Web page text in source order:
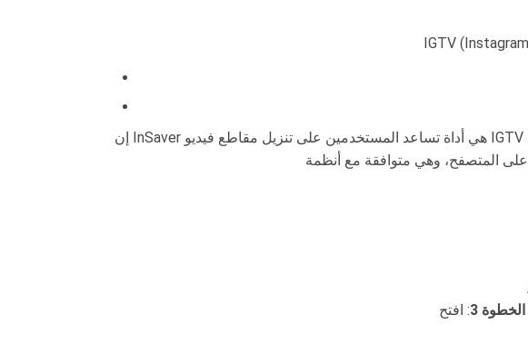
إن InSaver هي أداة تساعد المستخدمين على تنزيل مقاطع فيديو IGTV العامة أو المحتوى الذي يملكون حقوقًا قانونية لاستخدامه على أجهزتهم لمشاهدتها لاحقًا. تعمل الخدمة
الخطوة 3